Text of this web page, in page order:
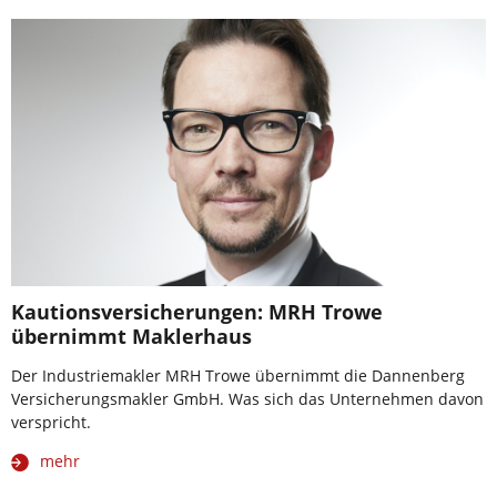
Kautionsversicherungen: MRH Trowe
übernimmt Maklerhaus
Der Industriemakler MRH Trowe übernimmt die Dannenberg
Versicherungsmakler GmbH. Was sich das Unternehmen davon
verspricht.
mehr